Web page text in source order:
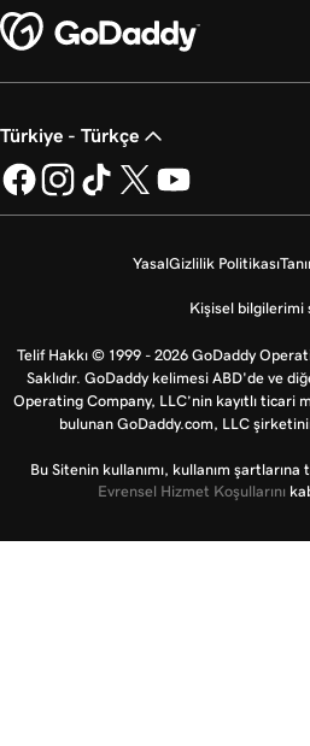
Türkiye - Türkçe
YasalGizlilik Politikası
Kişisel bilgilerimi
Telif Hakkı © 1999 - 2026 GoDaddy
Saklıdır. GoDaddy kelimesi ABD'de ve
Operating Company, LLC’nin kayıtlı ticari
bulunan GoDaddy.com, LLC
Bu Sitenin kullanımı, kullanım
Evrensel Hizmet Koşullarını